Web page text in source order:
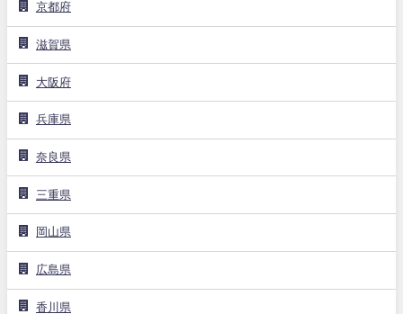
京都府
滋賀県
大阪府
兵庫県
奈良県
三重県
岡山県
広島県
香川県